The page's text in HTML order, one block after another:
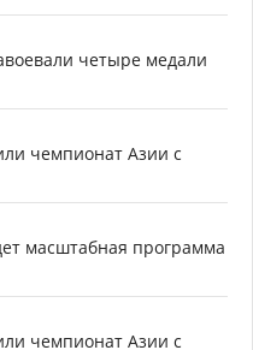
четыре медали
чемпионат Азии с
масштабная программа
чемпионат Азии с